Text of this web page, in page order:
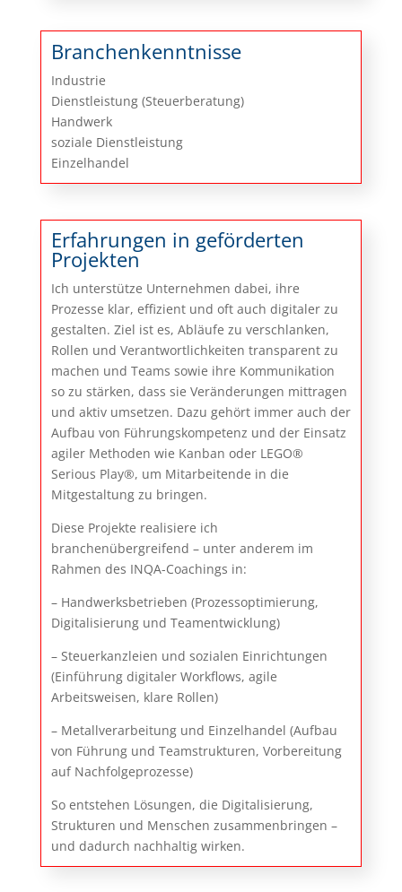
Branchenkenntnisse
Industrie
Dienstleistung (Steuerberatung)
Handwerk
soziale Dienstleistung
Einzelhandel
Erfahrungen in geförderten
Projekten
Ich unterstütze Unternehmen dabei, ihre
Prozesse klar, effizient und oft auch digitaler zu
gestalten. Ziel ist es, Abläufe zu verschlanken,
Rollen und Verantwortlichkeiten transparent zu
machen und Teams sowie ihre Kommunikation
so zu stärken, dass sie Veränderungen mittragen
und aktiv umsetzen. Dazu gehört immer auch der
Aufbau von Führungskompetenz und der Einsatz
agiler Methoden wie Kanban oder LEGO®
Serious Play®, um Mitarbeitende in die
Mitgestaltung zu bringen.
Diese Projekte realisiere ich
branchenübergreifend – unter anderem im
Rahmen des INQA-Coachings in:
– Handwerksbetrieben (Prozessoptimierung,
Digitalisierung und Teamentwicklung)
– Steuerkanzleien und sozialen Einrichtungen
(Einführung digitaler Workflows, agile
Arbeitsweisen, klare Rollen)
– Metallverarbeitung und Einzelhandel (Aufbau
von Führung und Teamstrukturen, Vorbereitung
auf Nachfolgeprozesse)
So entstehen Lösungen, die Digitalisierung,
Strukturen und Menschen zusammenbringen –
und dadurch nachhaltig wirken.